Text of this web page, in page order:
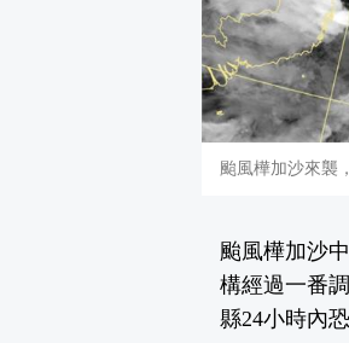
颱風樺加沙來襲
颱風樺加沙
構經過一番
縣24小時內